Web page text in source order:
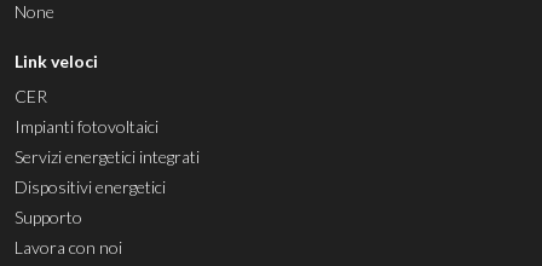
None
Link veloci
CER
Impianti fotovoltaici
Servizi energetici integrati
Dispositivi energetici
Supporto
Lavora con noi